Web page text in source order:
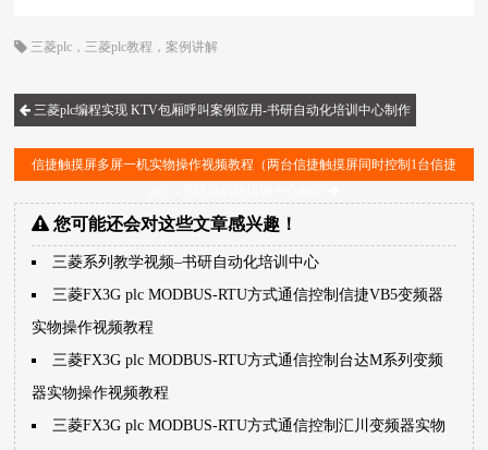
三菱plc ， 三菱plc教程 ， 案例讲解
三菱plc编程实现 KTV包厢呼叫案例应用-书研自动化培训中心制作
信捷触摸屏多屏一机实物操作视频教程（两台信捷触摸屏同时控制1台信捷
您可能还会对这些文章感兴趣！
三菱系列教学视频–书研自动化培训中心
三菱FX3G plc MODBUS-RTU方式通信控制信捷VB5变频器
实物操作视频教程
三菱FX3G plc MODBUS-RTU方式通信控制台达M系列变频
器实物操作视频教程
三菱FX3G plc MODBUS-RTU方式通信控制汇川变频器实物